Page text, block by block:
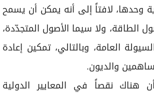
وحدها، لافتاً إلى أنه يمكن أن يسمح
الطاقة، ولا سيما الأصول المتجدّدة،
العامة، وبالتالي، تمكين إعادة
والديون.
هناك نقصاً في المعايير الدولية